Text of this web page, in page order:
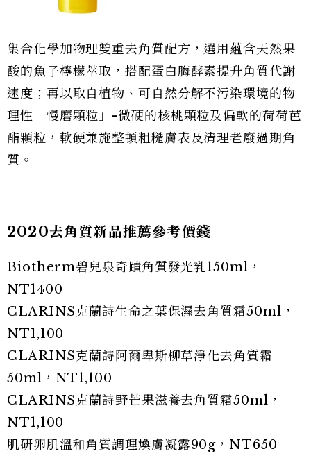
集合化學加物理雙重去角質配方，選用蘊含天然果
酸的魚子檸檬萃取，搭配蛋白脢酵素提升角質代謝
速度；再以取自植物、可自然分解不污染環境的物
理性「慢磨顆粒」-微硬的核桃顆粒及偏軟的荷荷芭
酯顆粒，軟硬兼施整頓粗糙膚表及清理老廢過期角
質。
2020去角質新品推薦參考價錢
Biotherm碧兒泉奇蹟角質發光乳150ml，
NT1400
CLARINS克蘭詩生命之葉保濕去角質霜50ml，
NT1,100
CLARINS克蘭詩阿爾卑斯柳草淨化去角質霜
50ml，NT1,100
CLARINS克蘭詩野芒果滋養去角質霜50ml，
NT1,100
肌研卵肌溫和角質調理煥膚凝露90g，NT650